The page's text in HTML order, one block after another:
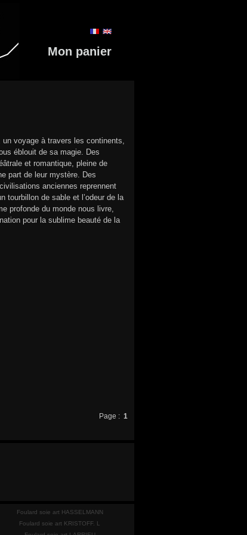
Mon panier
un voyage à travers les continents,
éblouit de sa magie. Des
et romantique, pleine de
part de leur mystère. Des
anciennes reprennent
tourbillon de sable et l’odeur de la
profonde du monde nous livre,
pour la sublime beauté de la
Page : 1
Foulard soie art HASSELMANN
Foulard soie art KRISTOFF. L